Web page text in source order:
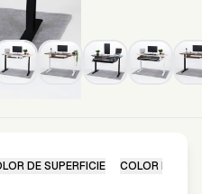
DE SUPERFICIE COLOR DE